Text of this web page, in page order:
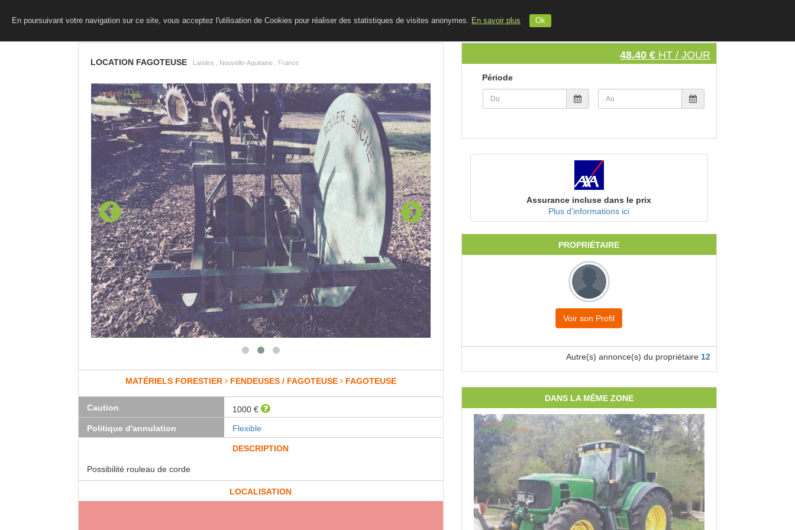
INSCRIVEZ VOTRE MATERIEL
En poursuivant votre navigation sur ce site, vous acceptez l'utilisation de Cookies pour réaliser des statistiques de visites anonymes. En savoir plus Ok
LOCATION FAGOTEUSE Landes , Nouvelle-Aquitaine , France
MATÉRIELS FORESTIER FENDEUSES / FAGOTEUSE FAGOTEUSE
Caution
1000 €
Politique d'annulation
Flexible
DESCRIPTION
Possibilité rouleau de corde
LOCALISATION
48.40 € HT / JOUR
Période
Assurance incluse dans le prix
Plus d'informations ici
PROPRIÉTAIRE
Voir son Profil
Autre(s) annonce(s) du propriétaire 12
DANS LA MÊME ZONE